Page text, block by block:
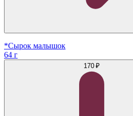
*Сырок малышок
64 г
170 ₽